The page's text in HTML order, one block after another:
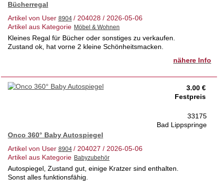
Bücherregal
Artikel von User
/ 204028 / 2026-05-06
Artikel aus Kategorie
Kleines Regal für Bücher oder sonstiges zu verkaufen.
Zustand ok, hat vorne 2 kleine Schönheitsmacken.
nähere Info
3.00 €
Festpreis
33175
Bad Lippspringe
Onco 360° Baby Autospiegel
Artikel von User
/ 204027 / 2026-05-06
Artikel aus Kategorie
Autospiegel, Zustand gut, einige Kratzer sind enthalten.
Sonst alles funktionsfähig.